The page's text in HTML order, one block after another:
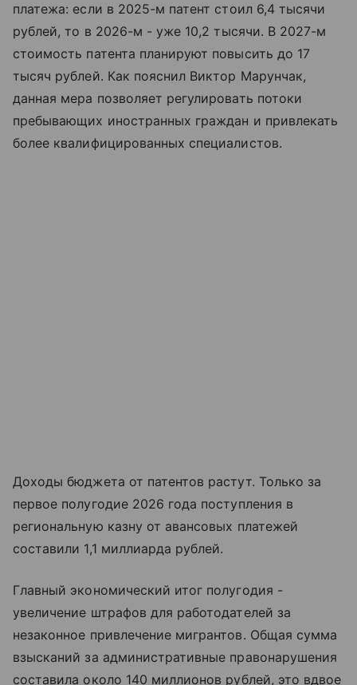
платежа: если в 2025-м патент стоил 6,4 тысячи
рублей, то в 2026-м - уже 10,2 тысячи. В 2027-м
стоимость патента планируют повысить до 17
тысяч рублей. Как пояснил Виктор Марунчак,
данная мера позволяет регулировать потоки
пребывающих иностранных граждан и привлекать
более квалифицированных специалистов.
Доходы бюджета от патентов растут. Только за
первое полугодие 2026 года поступления в
региональную казну от авансовых платежей
составили 1,1 миллиарда рублей.
Главный экономический итог полугодия -
увеличение штрафов для работодателей за
незаконное привлечение мигрантов. Общая сумма
взысканий за административные правонарушения
составила около 140 миллионов рублей, это вдвое